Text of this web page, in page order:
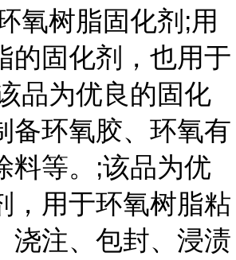
氧树脂固化剂;用
的固化剂，也用于
品为优良的固化
备环氧胶、环氧有
料等。;该品为优
，用于环氧树脂粘
浇注、包封、浸渍